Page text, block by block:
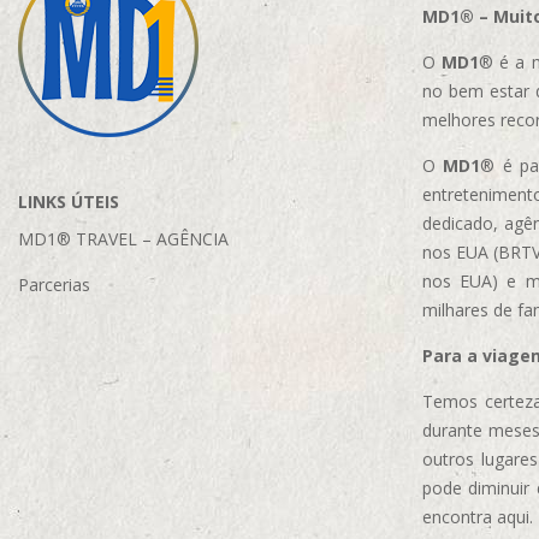
LINKS ÚTEIS
MD1® TRAVEL – AGÊNCIA
Parcerias
MD1® –
O MD1® é a
no bem estar
melhores
O MD1® é
dedicado,
nos EUA
nos EUA) e
milhares de
Para a
Temos
durante
outros
pode diminuir
encontra aqui.